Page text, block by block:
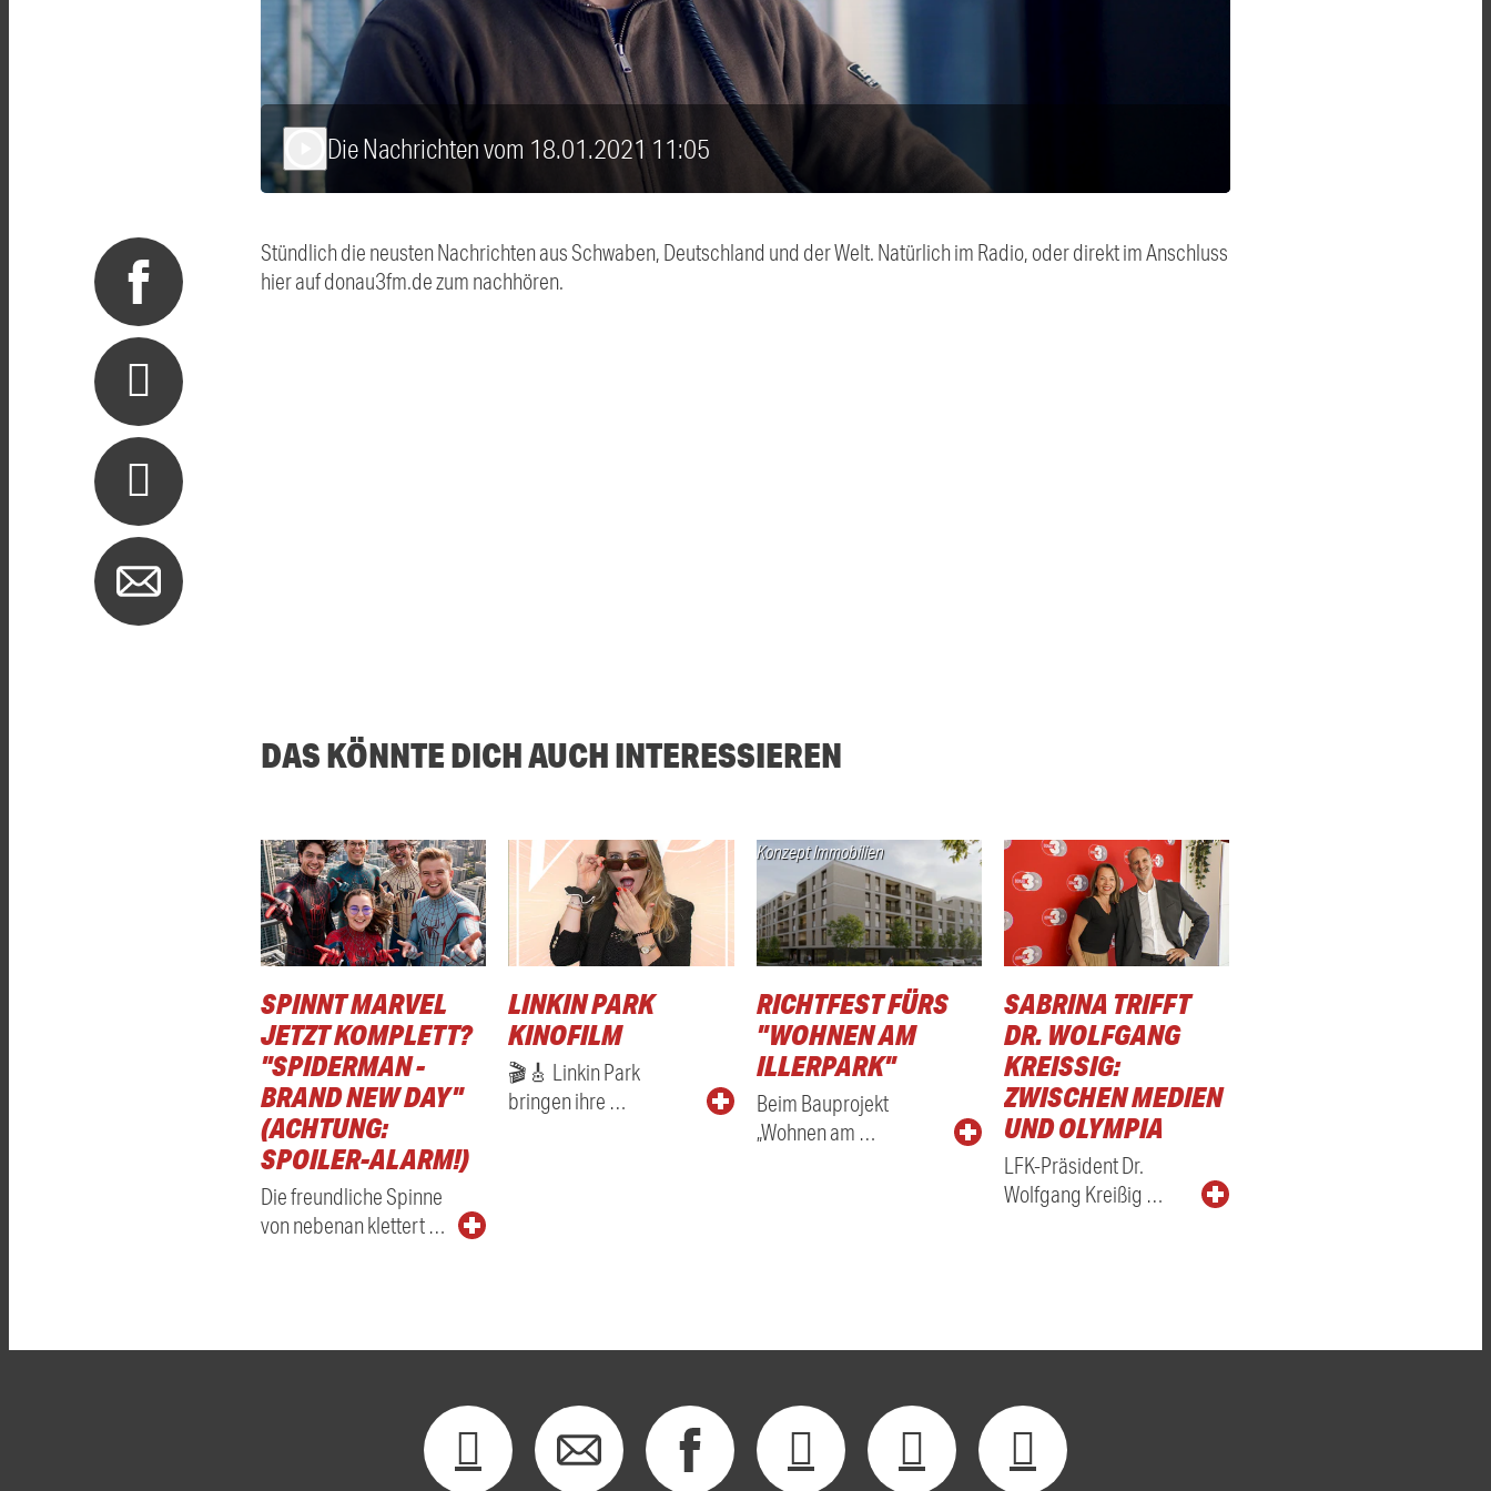
Die Nachrichten vom 18.01.2021 11:05
Stündlich die neusten Nachrichten aus Schwaben, Deutschland und der Welt. Natürlich im Radio, oder direkt im Anschluss
hier auf donau3fm.de zum nachhören.
DAS KÖNNTE DICH AUCH INTERESSIEREN
SPINNT MARVEL
JETZT KOMPLETT?
"SPIDERMAN -
BRAND NEW DAY"
(ACHTUNG:
SPOILER-ALARM!)
Die freundliche Spinne
von nebenan klettert …
LINKIN PARK
KINOFILM
🎬🎸 Linkin Park
bringen ihre …
Konzept Immobilien
RICHTFEST FÜRS
"WOHNEN AM
ILLERPARK"
Beim Bauprojekt
„Wohnen am …
SABRINA TRIFFT
DR. WOLFGANG
KREISSIG: Z
WISCHEN MEDIEN U
ND OLYMPIA
LFK-Präsident Dr.
Wolfgang Kreißig …